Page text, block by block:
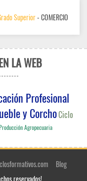
Superior- COMERCIO
LA WEB
Profesional
y CorchoCiclo
Agropecuaria
Blog